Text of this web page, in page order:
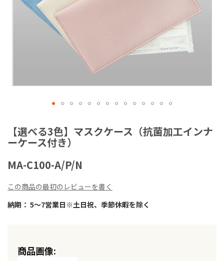
【選べる3色】マスクケース（抗菌加工インナ
ーケース付き）
MA-C100-A/P/N
この商品の最初のレビューを書く
納期： 5～7営業日※土日祝、季節休暇を除く
ル
メ
ー
ジ
ャ
リ
の
移
動